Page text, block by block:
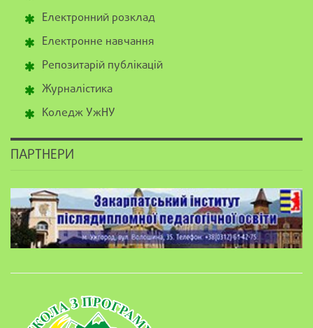
Електронний розклад
Електронне навчання
Репозитарій публікацій
Журналістика
Коледж УжНУ
ПАРТНЕРИ